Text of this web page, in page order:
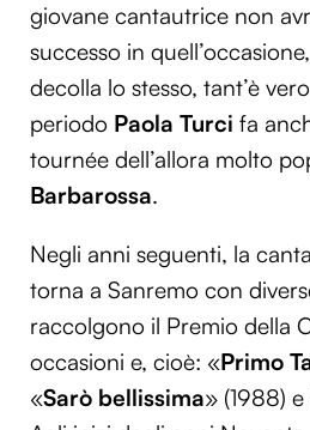
giovane cantautrice non
successo in
decolla lo stesso, tant’è
periodo Paola Turci fa
tournée dell’allora molto
Barbarossa.
Negli anni seguenti, la
torna a Sanremo con
raccolgono il Premio della
occasioni e, cioè: «Primo
«Sarò bellissima» (1988)